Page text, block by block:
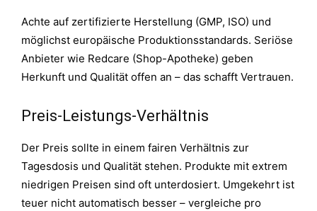
Achte auf zertifizierte Herstellung (GMP, ISO) und
möglichst europäische Produktionsstandards. Seriöse
Anbieter wie Redcare (Shop-Apotheke) geben
Herkunft und Qualität offen an – das schafft Vertrauen.
Preis-Leistungs-Verhältnis
Der Preis sollte in einem fairen Verhältnis zur
Tagesdosis und Qualität stehen. Produkte mit extrem
niedrigen Preisen sind oft unterdosiert. Umgekehrt ist
teuer nicht automatisch besser – vergleiche pro